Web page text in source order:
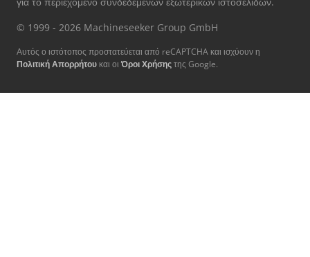
© 1999 - 2026 Machineseeker Group GmbH
Αυτός ο ιστότοπος προστατεύεται από reCAPTCHA και ισχύουν η
Πολιτική Απορρήτου και οι Όροι Χρήσηςτης Google.